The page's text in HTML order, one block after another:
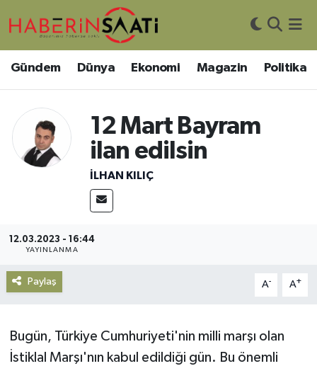
Gündem Dünya Ekonomi Magazin Politika
12 Mart Bayram
ilan edilsin
İLHAN KILIÇ
12.03.2023 - 16:44
YAYINLANMA
Paylaş A- A+
Bugün, Türkiye Cumhuriyeti'nin milli marşı olan
İstiklal Marşı'nın kabul edildiği gün. Bu önemli
Asayiş
Bilim ve Teknoloji
Çevre
DIŞ HABER
Eğitim
Ekonomi
Gündem
Nöbetçi Eczaneler
Hava Durumu
Trafik Durumu
Süper Lig Puan Durumu ve Fikstür
Tüm Manşetler
Son Dakika Haberleri
Haber Arşivi